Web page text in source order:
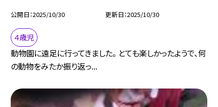
公開日 2025/10/30 更新日 2025/10/30
４歳児
動物園に遠足に行ってきました。 とても楽しかったようで、何
の動物をみたか振り返っ...